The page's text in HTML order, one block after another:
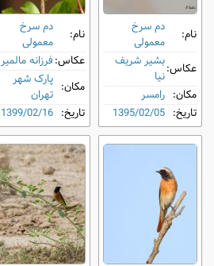
نام:
دم‌ سرخ
معمولی
عکاس:بشیر شریف
نیا
مکان: رامسر
تاریخ: 1395/02/05
نام:
دم‌ سرخ
معمولی
عکاس:فرزانه مالمیر
مکان: پارک شهر
تهران
تاریخ: 1399/02/16